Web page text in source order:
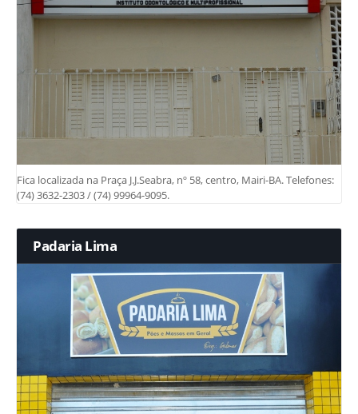
Fica localizada na Praça J.J.Seabra, nº 58, centro, Mairi-BA. Telefones:
(74) 3632-2303 / (74) 99964-9095.
Padaria Lima